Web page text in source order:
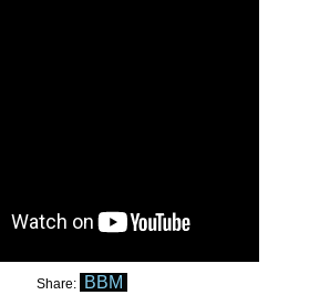
Share: BBM